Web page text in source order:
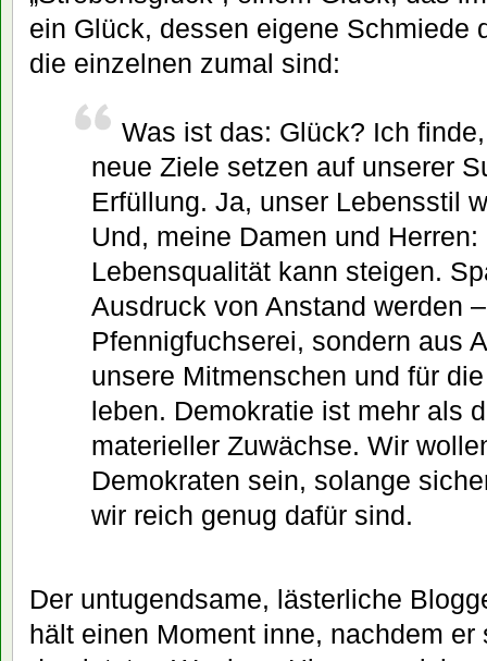
ein Glück, dessen eigene Schmiede
die einzelnen zumal sind:
Was ist das: Glück? Ich
neue Ziele setzen auf unserer
Erfüllung. Ja, unser Lebensstil
Und, meine Damen und Herren:
Lebensqualität kann steigen.
Ausdruck von Anstand werden
Pfennigfuchserei, sondern aus
unsere Mitmenschen und für
leben. Demokratie ist mehr als
materieller Zuwächse. Wir
Demokraten sein, solange
wir reich genug dafür sind.
Der untugendsame, lästerliche
hält einen Moment inne, nachdem